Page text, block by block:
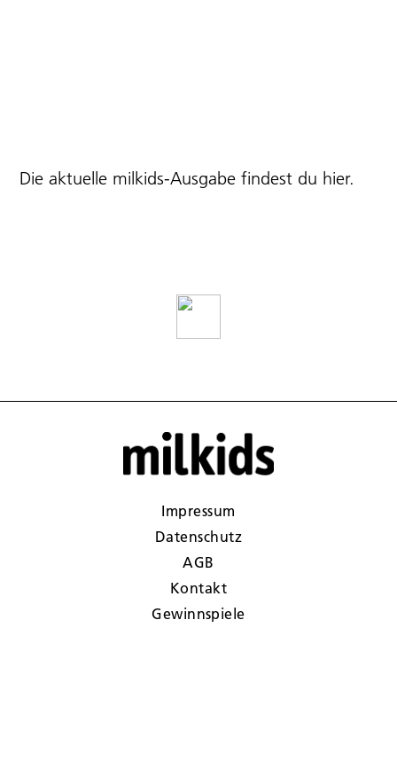
Die aktuelle milkids-Ausgabe findest du hier.
Impressum
Datenschutz
AGB
Kontakt
Gewinnspiele